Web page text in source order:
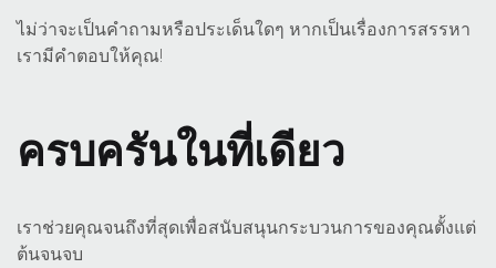
ไม่ว่าจะเป็นคำถามหรือประเด็นใดๆ หากเป็นเรื่องการสรรหา
เรามีคำตอบให้คุณ!
ครบครันในที่เดียว
เราช่วยคุณจนถึงที่สุดเพื่อสนับสนุนกระบวนการของคุณตั้งแต่
ต้นจนจบ